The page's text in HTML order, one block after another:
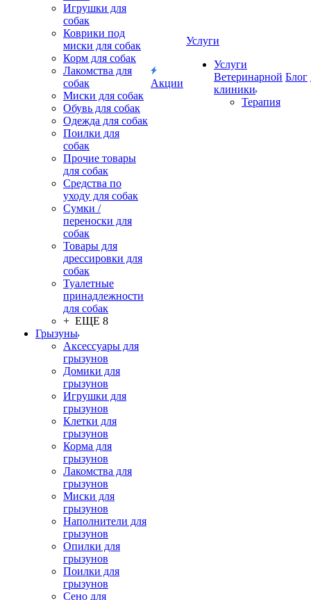
Игрушки для
собак
Коврики под
миски для собак
Корм для собак
Лакомства для
собак
Миски для собак
Обувь для собак
Одежда для собак
Поилки для
собак
Прочие товары
для собак
Средства по
уходу для собак
Сумки /
переноски для
собак
Товары для
дрессировки для
собак
Туалетные
принадлежности
для собак
+ ЕЩЕ 8
Грызуны
Аксессуары для
грызунов
Домики для
грызунов
Игрушки для
грызунов
Клетки для
грызунов
Корма для
грызунов
Лакомства для
грызунов
Миски для
грызунов
Наполнители для
грызунов
Опилки для
грызунов
Поилки для
грызунов
Сено для
Акции
Услуги
Услуги
Ветеринарной
клиники
Терапия
Блог